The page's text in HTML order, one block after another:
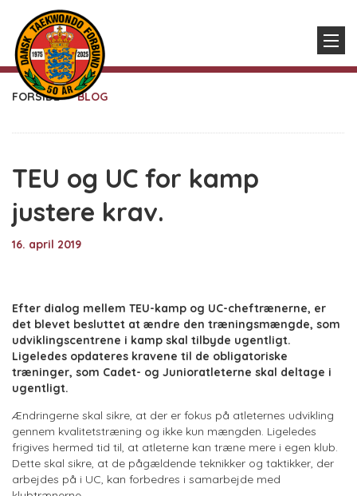
FORSIDE BLOG
TEU og UC for kamp
justere krav.
16. april 2019
Efter dialog mellem TEU-kamp og UC-cheftrænerne, er
det blevet besluttet at ændre den træningsmængde, som
udviklingscentrene i kamp skal tilbyde ugentligt.
Ligeledes opdateres kravene til de obligatoriske
træninger, som Cadet- og Junioratleterne skal deltage i
ugentligt.
Ændringerne skal sikre, at der er fokus på atleternes udvikling
gennem kvalitetstræning og ikke kun mængden. Ligeledes
frigives hermed tid til, at atleterne kan træne mere i egen klub.
Dette skal sikre, at de pågældende teknikker og taktikker, der
arbejdes på i UC, kan forbedres i samarbejde med